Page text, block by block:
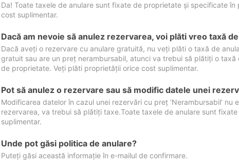
Da! Toate taxele de anulare sunt fixate de proprietate și specificate
cost suplimentar.
Dacă am nevoie să anulez rezervarea, voi plăti vreo taxă
Dacă aveți o rezervare cu anulare gratuită, nu veți plăti o taxă de
gratuit sau are un preț nerambursabil, atunci va trebui să plătiți o
de proprietate. Veți plăti proprietății orice cost suplimentar.
Pot să anulez o rezervare sau să modific datele unei
Modificarea datelor în cazul unei rezervări cu preț ‘Nerambursabil’ nu
rezervarea, va trebui să plătiți taxe.Toate taxele de anulare sunt
suplimentar.
Unde pot găsi politica de anulare?
Puteți găsi această informație în e-mailul de confirmare.